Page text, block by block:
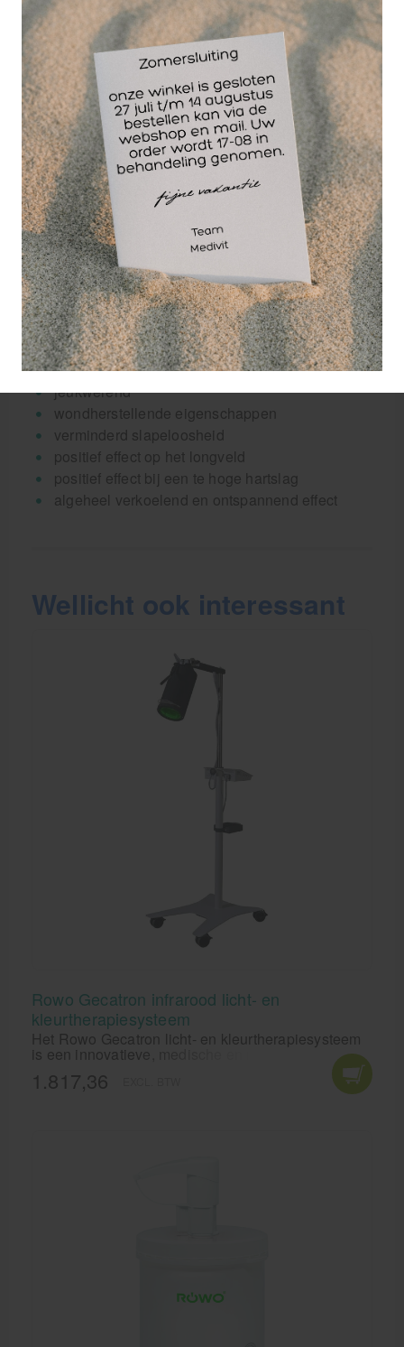
ontspannend
bevorderenvan het welzijn van de
gemoedstoestand
bevorder het energieniveau
verfijnen van huidweefsel
stimulerend effect op de nieren, schildklier en
blaas
groen:
kalmerend en ontspannend
versneld het herstel na inspanning
positief effect op de creativiteit
rustgevend voor de huid, zichtbaar stralend
blauw:
ontspant de zenuwen
pijnreductie
jeukwerend
wondherstellende eigenschappen
verminderd slapeloosheid
positief effect op het longveld
positief effect bij een te hoge hartslag
algeheel verkoelend en ontspannend effect
Wellicht ook interessant
Rowo Gecatron infrarood licht- en
kleurtherapiesysteem
Het Rowo Gecatron licht- en kleurtherapiesysteem
is een innovatieve, medische en mobiele infrarood
(lichamelijke) klachten.
1.817,36